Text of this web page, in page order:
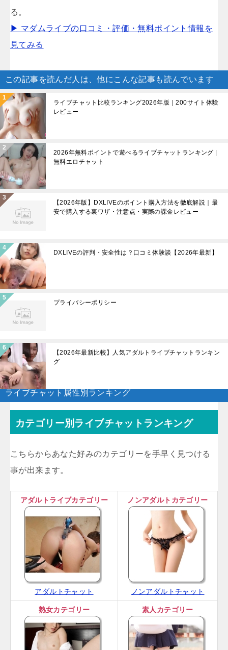
る。
▶ マダムライブの口コミ・評価・無料ポイント情報を
見てみる
この記事を読んだ人は、他にこんな記事も読んでいます
ライブチャット比較ランキング2026年版｜200サイト体験
レビュー
2026年無料ポイントで遊べるライブチャットランキング |
無料エロチャット
【2026年版】DXLIVEのポイント購入方法を徹底解説｜最
安で購入する裏ワザ・注意点・実際の課金レビュー
DXLIVEの評判・安全性は？口コミ体験談【2026年最新】
プライバシーポリシー
【2026年最新比較】人気アダルトライブチャットランキン
グ
ライブチャット属性別ランキング
カテゴリー別ライブチャットランキング
こちらからあなた好みのカテゴリーを手早く見つける
事が出来ます。
アダルトライブカテゴリー
アダルトチャット
ノンアダルトカテゴリー
ノンアダルトチャット
熟女カテゴリー 素人カテゴリー